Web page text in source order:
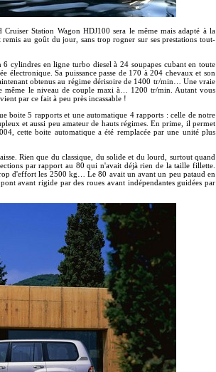
Station Wagon HDJ100 sera le même mais adapté à la
remis au goût du jour, sans trop rogner sur ses prestations tout-
cylindres en ligne turbo diesel à 24 soupapes cubant en toute
électronique. Sa puissance passe de 170 à 204 chevaux et son
obtenus au régime dérisoire de 1400 tr/min… Une vraie
même le niveau de couple maxi à… 1200 tr/min. Autant vous
par ce fait à peu près incassable !
boite 5 rapports et une automatique 4 rapports : celle de notre
et aussi peu amateur de hauts régimes. En prime, il permet
cette boite automatique a été remplacée par une unité plus
Rien que du classique, du solide et du lourd, surtout quand
par rapport au 80 qui n'avait déjà rien de la taille fillette.
d'effort les 2500 kg… Le 80 avait un avant un peu pataud en
avant rigide par des roues avant indépendantes guidées par